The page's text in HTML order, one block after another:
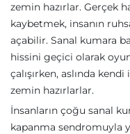
zemin hazırlar. Gerçek
kaybetmek, insanın
açabilir. Sanal kumara
hissini geçici olarak
çalışırken, aslında
zemin hazırlarlar.
İnsanların çoğu sanal
kapanma sendromuyla